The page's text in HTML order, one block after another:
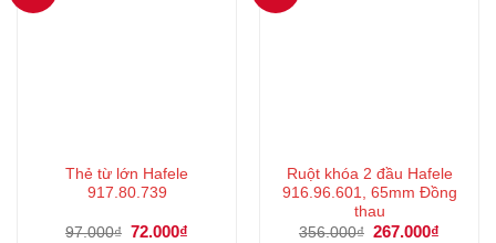
Thẻ từ lớn Hafele
917.80.739
97.000₫ Giá
72.000₫
Ruột khóa 2 đầu Hafele
916.96.601, 65mm Đồng
thau
356.000₫ Giá
267.000₫